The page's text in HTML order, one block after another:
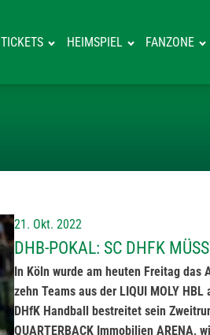
TICKETS HEIMSPIEL FANZONE
21. Okt. 2022
DHB-POKAL: SC DHFK
In Köln wurde am heuten Freitag das
zehn Teams aus der LIQUI MOLY
DHfK Handball bestreitet sein
QUARTERBACK Immobilien ARENA,